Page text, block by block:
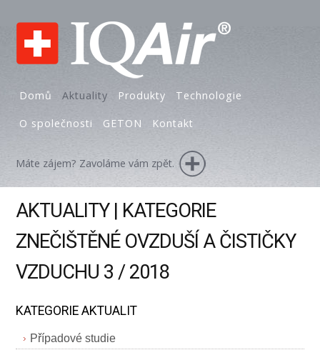
Domů Aktuality Produkty Technologie
O společnosti GETON Kontakt
Máte zájem? Zavoláme vám zpět.
AKTUALITY | KATEGORIE
ZNEČIŠTĚNÉ OVZDUŠÍ A ČISTIČKY
VZDUCHU 3 / 2018
KATEGORIE AKTUALIT
Případové studie